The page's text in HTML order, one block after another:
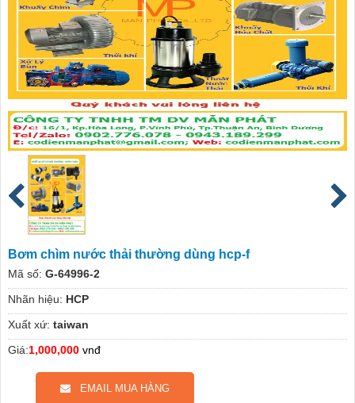
Bơm chìm nước thải thường dùng hcp-f
Mã số: G-64996-2
Nhãn hiệu: HCP
Xuất xứ: taiwan
Giá:1,000,000 vnđ
EMAIL MUA HÀNG